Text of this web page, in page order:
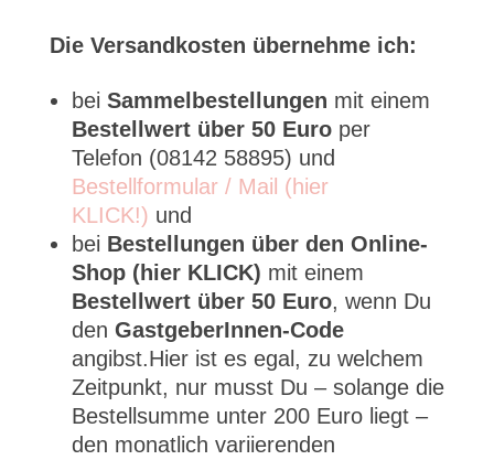
Die Versandkosten übernehme ich:
bei Sammelbestellungen mit einem
Bestellwert über 50 Euro per
Telefon (08142 58895) und
Bestellformular / Mail (hier
KLICK!) und
bei Bestellungen über den Online-
Shop (hier KLICK) mit einem
Bestellwert über 50 Euro, wenn Du
den GastgeberInnen-Code
angibst.Hier ist es egal, zu welchem
Zeitpunkt, nur musst Du – solange die
Bestellsumme unter 200 Euro liegt –
den monatlich variierenden